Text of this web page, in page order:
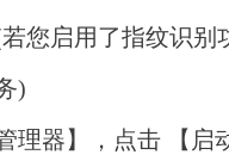
若您启用了指纹识别
)
理器】，点击 【启